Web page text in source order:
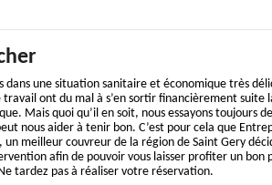
dans une situation sanitaire et économique très
ont du mal à s’en sortir financièrement suite
Mais quoi qu’il en soit, nous essayons toujours
nous aider à tenir bon. C’est pour cela que
meilleur couvreur de la région de Saint Gery
afin de pouvoir vous laisser profiter un bon
tardez pas à réaliser votre réservation.